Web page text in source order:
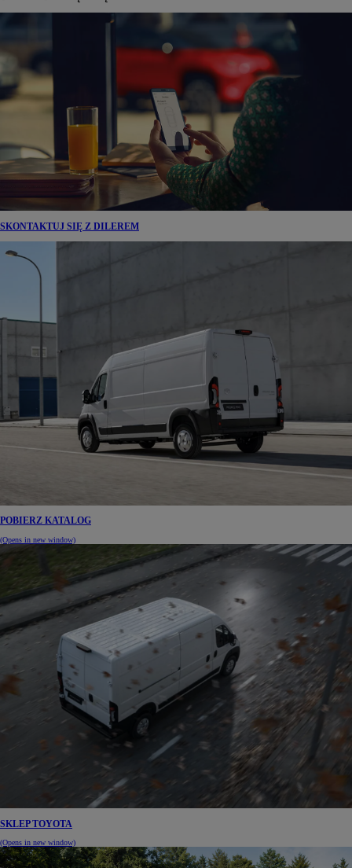
SKONTAKTUJ SIĘ Z DILEREM
POBIERZ KATALOG
(Opens in new window)
SKLEP TOYOTA
(Opens in new window)